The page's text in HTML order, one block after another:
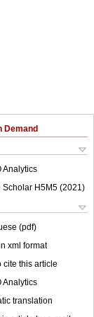
Demand
Analytics
Scholar H5M5 (2021 )
(pdf)
xml format
cite this article
Analytics
translation